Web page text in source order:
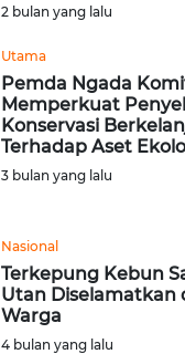
2 bulan yang lalu
Utama
Pemda Ngada
Memperkuat
Konservasi
Terhadap Aset
3 bulan yang lalu
Nasional
Terkepung Kebun
Utan Diselamatkan
Warga
4 bulan yang lalu